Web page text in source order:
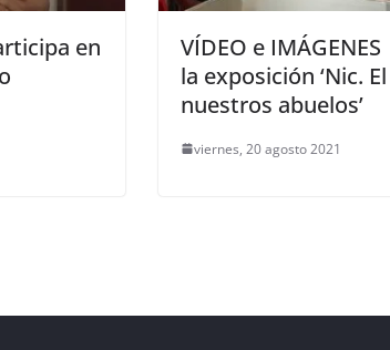
en
VÍDEO e
la exposición ‘Nic.
nuestros abuelos’
viernes, 20 agosto 2021